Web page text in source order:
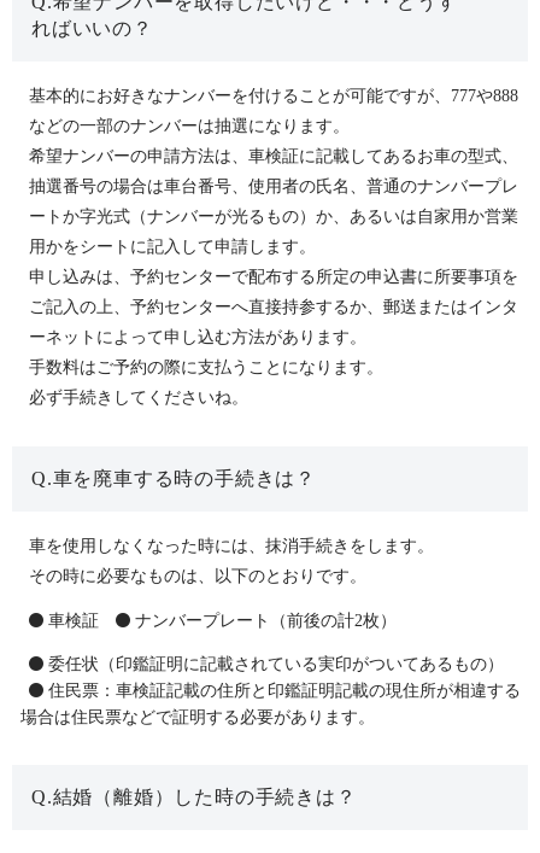
ればいいの？
基本的にお好きなナンバーを付けることが可能ですが、777や888
などの一部のナンバーは抽選になります。
希望ナンバーの申請方法は、車検証に記載してあるお車の型式、
抽選番号の場合は車台番号、使用者の氏名、普通のナンバープレ
ートか字光式（ナンバーが光るもの）か、あるいは自家用か営業
用かをシートに記入して申請します。
申し込みは、予約センターで配布する所定の申込書に所要事項を
ご記入の上、予約センターへ直接持参するか、郵送またはインタ
ーネットによって申し込む方法があります。
手数料はご予約の際に支払うことになります。
必ず手続きしてくださいね。
Q.車を廃車する時の手続きは？
車を使用しなくなった時には、抹消手続きをします。
その時に必要なものは、以下のとおりです。
車検証 ナンバープレート（前後の計2枚）
委任状（印鑑証明に記載されている実印がついてあるもの）
住民票：車検証記載の住所と印鑑証明記載の現住所が相違する
場合は住民票などで証明する必要があります。
Q.結婚（離婚）した時の手続きは？